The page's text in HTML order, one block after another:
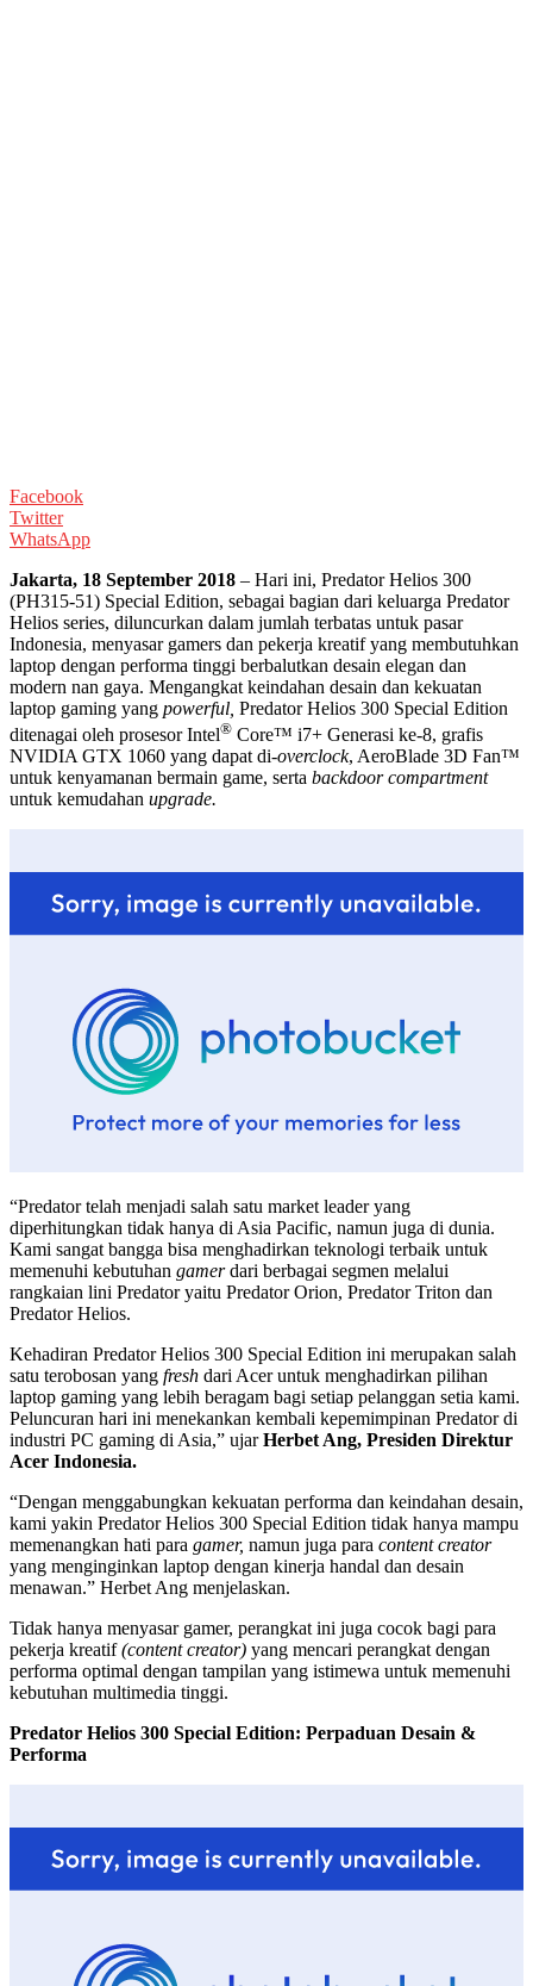
Facebook
Twitter
WhatsApp
Jakarta, 18 September 2018 – Hari ini, Predator Helios 300
(PH315-51) Special Edition, sebagai bagian dari keluarga Predator
Helios series, diluncurkan dalam jumlah terbatas untuk pasar
Indonesia, menyasar gamers dan pekerja kreatif yang membutuhkan
laptop dengan performa tinggi berbalutkan desain elegan dan
modern nan gaya. Mengangkat keindahan desain dan kekuatan
laptop gaming yang powerful, Predator Helios 300 Special Edition
ditenagai oleh prosesor Intel® Core™ i7+ Generasi ke-8, grafis
NVIDIA GTX 1060 yang dapat di-overclock, AeroBlade 3D Fan™
untuk kenyamanan bermain game, serta backdoor compartment
untuk kemudahan upgrade.
“Predator telah menjadi salah satu market leader yang
diperhitungkan tidak hanya di Asia Pacific, namun juga di dunia.
Kami sangat bangga bisa menghadirkan teknologi terbaik untuk
memenuhi kebutuhan gamerdari berbagai segmen melalui
rangkaian lini Predator yaitu Predator Orion, Predator Triton dan
Predator Helios.
Kehadiran Predator Helios 300 Special Edition ini merupakan salah
satu terobosan yang fresh dari Acer untuk menghadirkan pilihan
laptop gaming yang lebih beragam bagi setiap pelanggan setia kami.
Peluncuran hari ini menekankan kembali kepemimpinan Predator di
industri PC gaming di Asia,” ujarHerbet Ang, Presiden Direktur
Acer Indonesia.
“Dengan menggabungkan kekuatan performa dan keindahan desain,
kami yakin Predator Helios 300 Special Edition tidak hanya mampu
memenangkan hati para gamer, namun juga para content creator
yang menginginkan laptop dengan kinerja handal dan desain
menawan.” Herbet Ang menjelaskan.
Tidak hanya menyasar gamer, perangkat ini juga cocok bagi para
pekerja kreatif(content creator) yang mencari perangkat dengan
performa optimal dengan tampilan yang istimewa untuk memenuhi
kebutuhan multimedia tinggi.
Predator Helios 300 Special Edition: Perpaduan Desain &
Performa